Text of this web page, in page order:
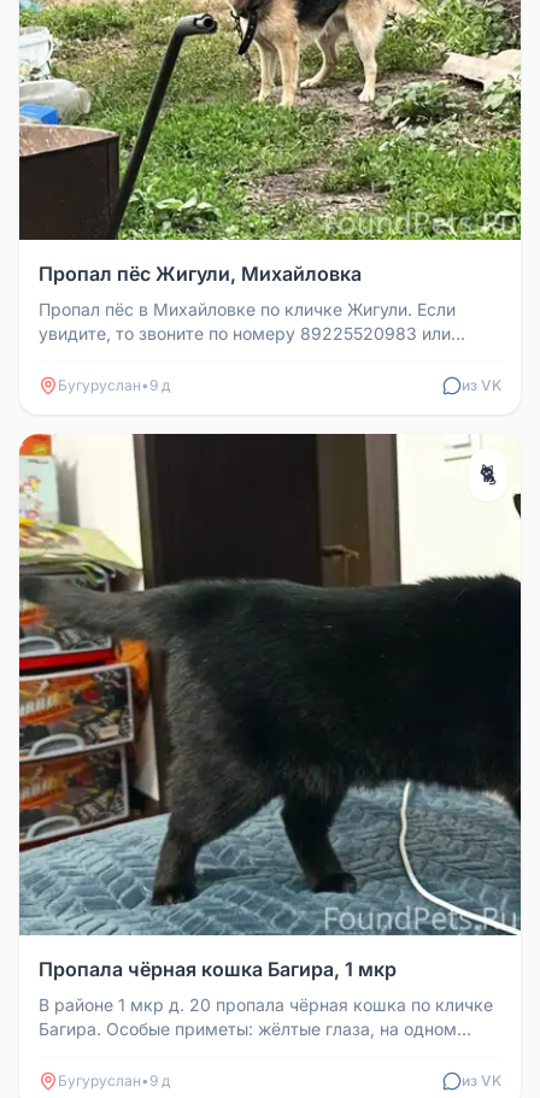
Пропал пёс Жигули, Михайловка
Пропал пёс в Михайловке по кличке Жигули. Если
увидите, то звоните по номеру 89225520983 или
Бугуруслан• 9 д из VK
🐈
Пропала чёрная кошка Багира, 1 мкр
В районе 1 мкр д. 20 пропала чёрная кошка по кличке
Багира. Особые приметы: жёлтые глаза, на одном
Бугуруслан• 9 д из VK